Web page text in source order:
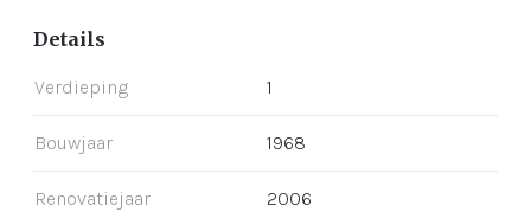
Details
Verdieping 1
Bouwjaar 1968
Renovatiejaar 2006